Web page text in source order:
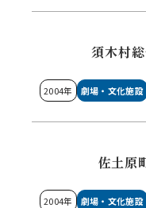
須木村
2004年 劇場・文化施設
佐土原
2004年 劇場・文化施設